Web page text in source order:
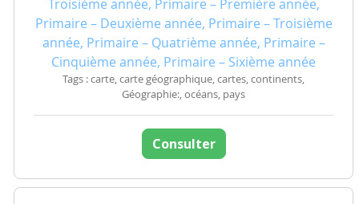
Troisième année, Primaire – Première année,
Primaire – Deuxième année, Primaire – Troisième
année, Primaire – Quatrième année, Primaire –
Cinquième année, Primaire – Sixième année
Tags : carte, carte géographique, cartes, continents,
Géographie:, océans, pays
Consulter